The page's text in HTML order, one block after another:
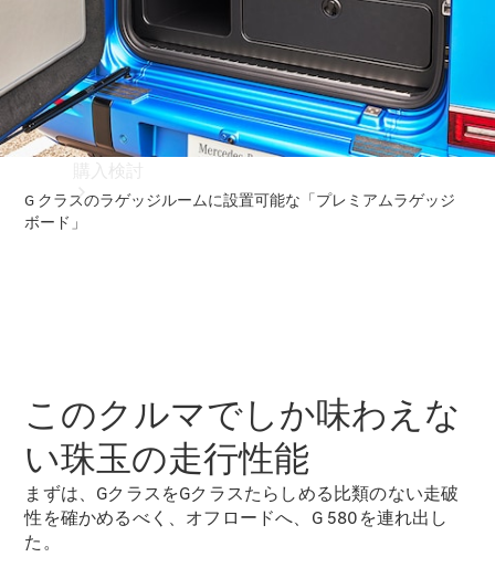
ショールー
ム
認定中古車
検索
このクルマでしか味わえな
い珠玉の走行性能
まずは、GクラスをGクラスたらしめる比類のない走破
性を確かめるべく、オフロードへ、G 580を連れ出し
た。